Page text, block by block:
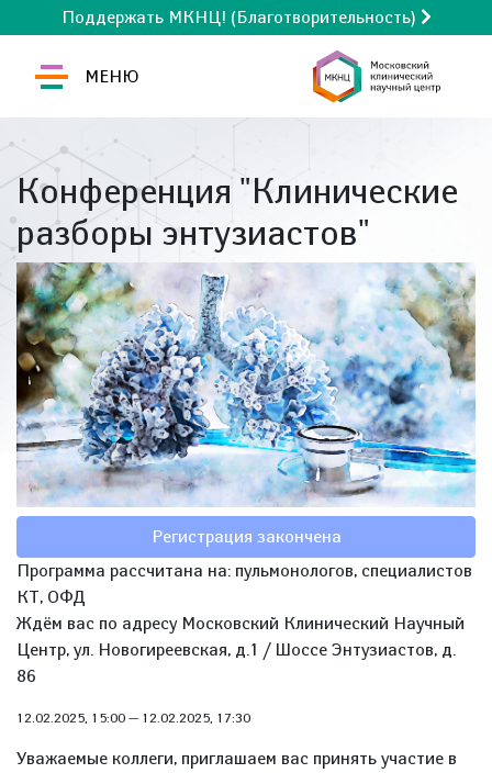
Поддержать МКНЦ! (Благотворительность)
МЕНЮ
Конференция "Клинические
разборы энтузиастов"
Регистрация закончена
Программа рассчитана на: пульмонологов, специалистов
КТ, ОФД
Ждём вас по адресу Московский Клинический Научный
Центр, ул. Новогиреевская, д.1 / Шоссе Энтузиастов, д.
86
12.02.2025, 15:00 — 12.02.2025, 17:30
Уважаемые коллеги, приглашаем вас принять участие в